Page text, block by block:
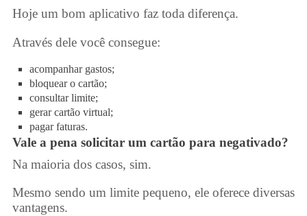
Hoje um bom aplicativo faz toda diferença.
Através dele você consegue:
acompanhar gastos;
bloquear o cartão;
consultar limite;
gerar cartão virtual;
pagar faturas.
Vale a pena solicitar um cartão para negativado?
Na maioria dos casos, sim.
Mesmo sendo um limite pequeno, ele oferece diversas
vantagens.